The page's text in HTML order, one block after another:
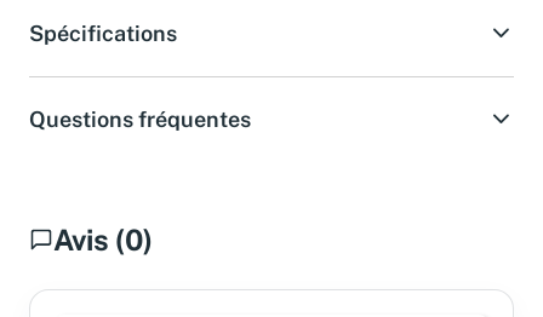
Spécifications
Questions fréquentes
Avis (0)